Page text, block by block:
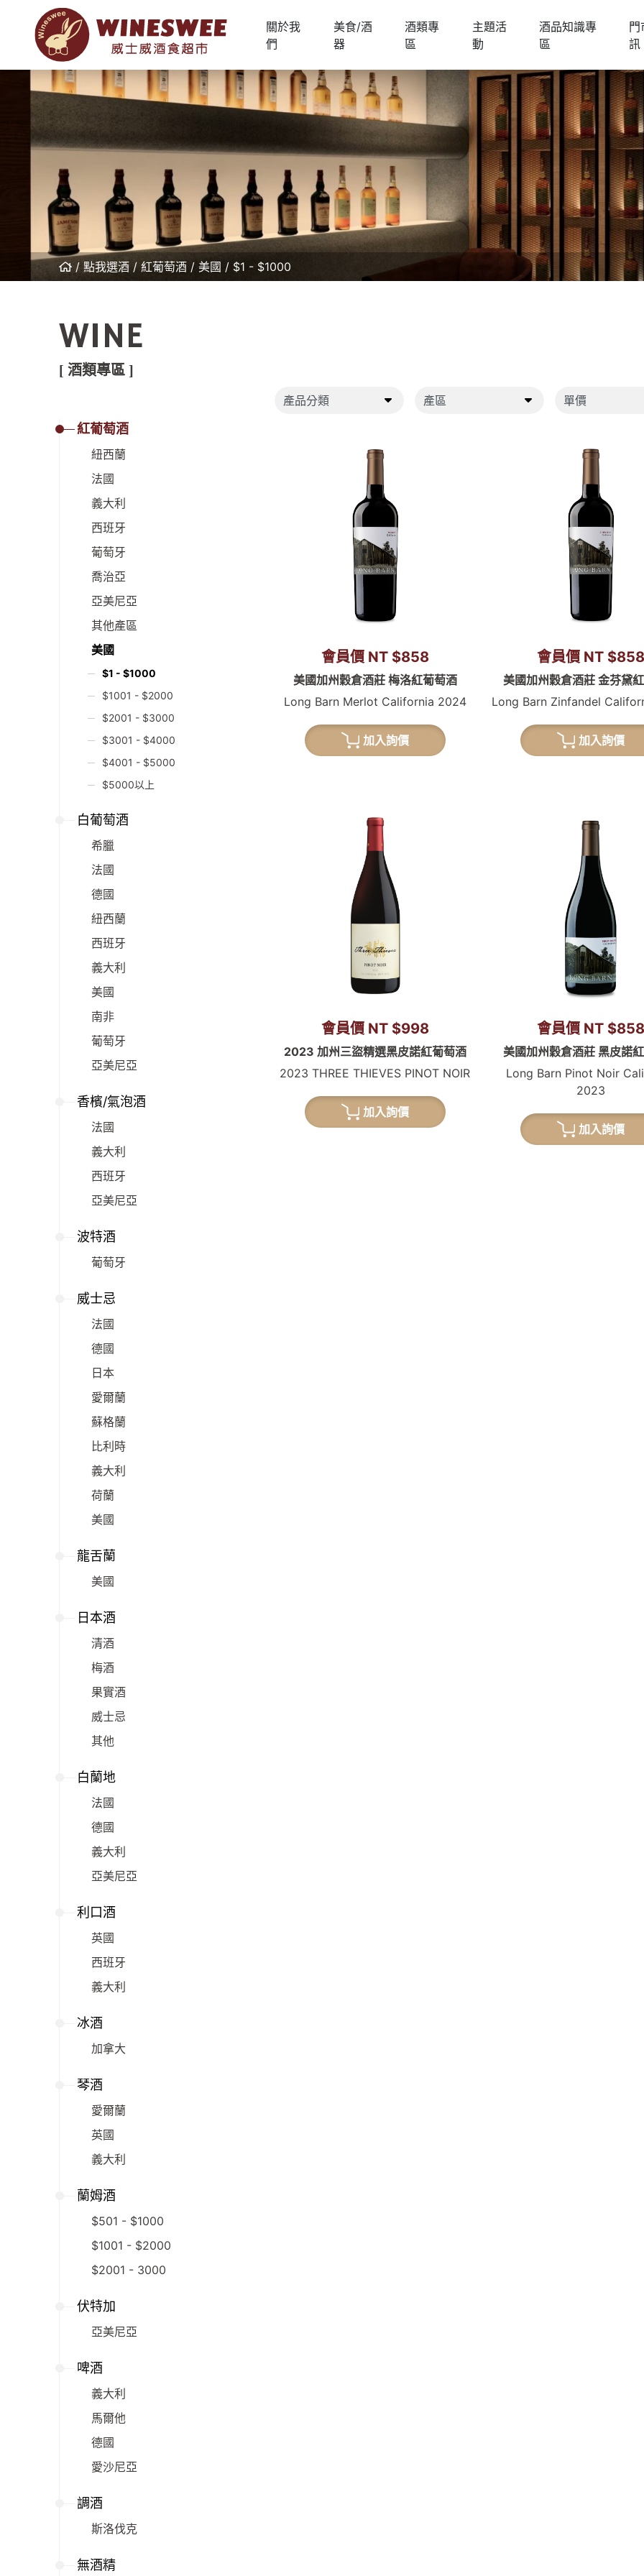
關於我
們
美食/酒
器
酒類專
區
主題活
動
酒品知識專
區
門
訊
點我選酒 紅葡萄酒 美國 $1 - $1000
WINE
[ 酒類專區 ]
紅葡萄酒
紐西蘭
法國
義大利
西班牙
葡萄牙
喬治亞
亞美尼亞
其他產區
美國
$1 - $1000
$1001 - $2000
$2001 - $3000
$3001 - $4000
$4001 - $5000
$5000以上
白葡萄酒
希臘
法國
德國
紐西蘭
西班牙
義大利
美國
南非
葡萄牙
亞美尼亞
香檳/氣泡酒
法國
義大利
西班牙
亞美尼亞
波特酒
葡萄牙
威士忌
法國
德國
日本
愛爾蘭
蘇格蘭
比利時
義大利
荷蘭
美國
龍舌蘭
美國
日本酒
清酒
梅酒
果實酒
威士忌
其他
白蘭地
法國
德國
義大利
亞美尼亞
利口酒
英國
西班牙
義大利
冰酒
加拿大
琴酒
愛爾蘭
英國
義大利
蘭姆酒
$501 - $1000
$1001 - $2000
$2001 - 3000
伏特加
亞美尼亞
啤酒
義大利
馬爾他
德國
愛沙尼亞
調酒
斯洛伐克
無酒精
會員價 NT $858
美國加州穀倉酒莊 梅洛紅葡萄酒
Long Barn Merlot California 2024
加入詢價
會員價 NT $858
美國加州穀倉酒莊 金芬黛
Long Barn Zinfandel
加入詢價
會員價 NT $998
2023 加州三盜精選黑皮諾紅葡萄酒
2023 THREE THIEVES PINOT NOIR
加入詢價
會員價 NT $858
美國加州穀倉酒莊 黑皮諾
Long Barn Pinot Noir
2023
加入詢價